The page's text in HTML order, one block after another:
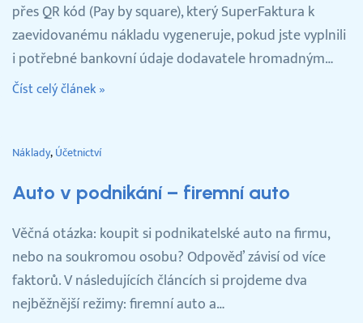
přes QR kód (Pay by square), který SuperFaktura k
zaevidovanému nákladu vygeneruje, pokud jste vyplnili
i potřebné bankovní údaje dodavatele hromadným…
Číst celý článek »
Náklady Účetnictví
Auto v podnikání – firemní auto
Věčná otázka: koupit si podnikatelské auto na firmu,
nebo na soukromou osobu? Odpověď závisí od více
faktorů. V následujících článcích si projdeme dva
nejběžnější režimy: firemní auto a…